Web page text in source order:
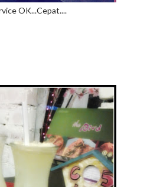
OK...Cepat....